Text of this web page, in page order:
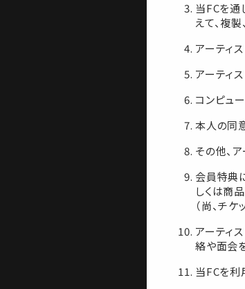
当FCを通
えて、複
アーティ
アーティ
コンピュ
本人の同
その他、
会員特典
しくは商
（尚、チ
アーティ
絡や面会
当FCを利